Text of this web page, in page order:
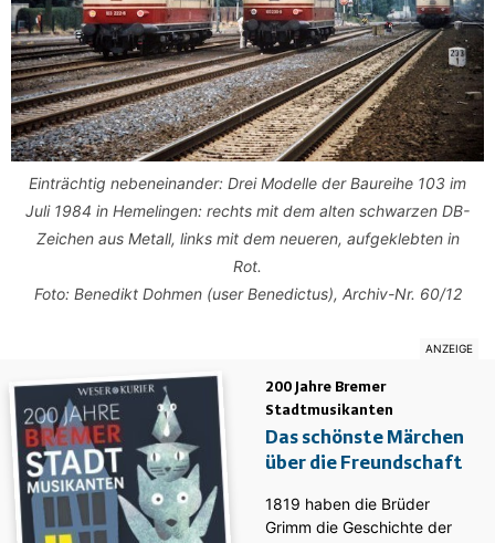
Einträchtig nebeneinander: Drei Modelle der Baureihe 103 im
Juli 1984 in Hemelingen: rechts mit dem alten schwarzen DB-
Zeichen aus Metall, links mit dem neueren, aufgeklebten in
Rot.
Foto: Benedikt Dohmen (user Benedictus), Archiv-Nr. 60/12
200 Jahre Bremer
Stadtmusikanten
Das schönste Märchen
über die Freundschaft
1819 haben die Brüder
Grimm die Geschichte der